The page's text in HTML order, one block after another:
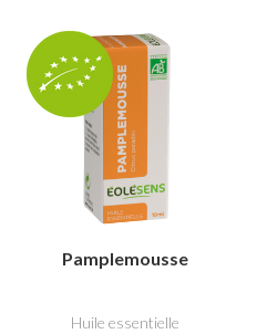
Pamplemousse
Huile essentielle